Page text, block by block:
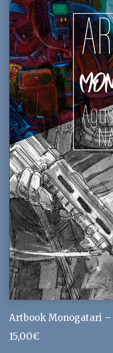
Artbook Monogatari
15,00€